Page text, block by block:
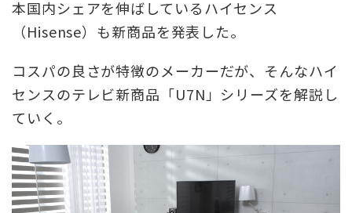
本国内シェアを伸ばしているハイセンス
（Hisense）も新商品を発表した。
コスパの良さが特徴のメーカーだが、そんなハイ
センスのテレビ新商品「U7N」シリーズを解説し
ていく。